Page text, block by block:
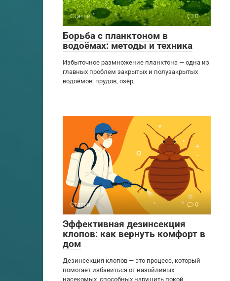
Статьи 0
Борьба с планктоном в
водоёмах: методы и техника
Избыточное размножение планктона — одна из
главных проблем закрытых и полузакрытых
водоёмов: прудов, озёр,
Статьи 0
Эффективная дезинсекция
клопов: как вернуть комфорт в
дом
Дезинсекция клопов — это процесс, который
помогает избавиться от назойливых
насекомых, способных нарушить покой